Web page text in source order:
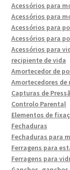
Acessórios para
Acessórios para
Acessórios para
Acessórios para
Acessórios para
recipiente de vida
Amortecedor de
Amortecedores de
Capturas de
Controlo Parental
Elementos de
Fechaduras
Fechaduras para
Ferragens para
Ferragens para